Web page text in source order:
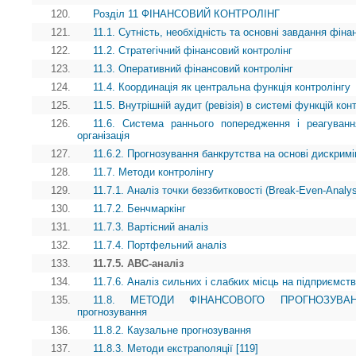
120.
Розділ 11 ФІНАНСОВИЙ КОНТРОЛІНГ
121.
11.1. Сутність, необхідність та основні завдання
122.
11.2. Стратегічний фінансовий контролінг
123.
11.3. Оперативний фінансовий контролінг
124.
11.4. Координація як центральна функція контролінгу
125.
11.5. Внутрішній аудит (ревізія) в системі функцій
126.
11.6. Система раннього попередження і
організація
127.
11.6.2. Прогнозування банкрутства на основі
128.
11.7. Методи контролінгу
129.
11.7.1. Аналіз точки беззбитковості (Break-Even-
130.
11.7.2. Бенчмаркінг
131.
11.7.3. Вартісний аналіз
132.
11.7.4. Портфельний аналіз
133.
11.7.5. АВС-аналіз
134.
11.7.6. Аналіз сильних і слабких місць на
135.
11.8. МЕТОДИ ФІНАНСОВОГО
прогнозування
136.
11.8.2. Каузальне прогнозування
137.
11.8.3. Методи екстраполяції [119]